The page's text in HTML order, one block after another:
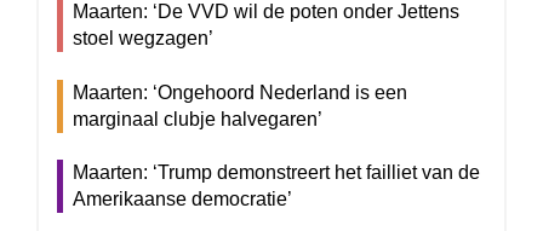
Maarten: ‘De VVD wil de poten onder Jettens
stoel wegzagen’
Maarten: ‘Ongehoord Nederland is een
marginaal clubje halvegaren’
Maarten: ‘Trump demonstreert het failliet van de
Amerikaanse democratie’